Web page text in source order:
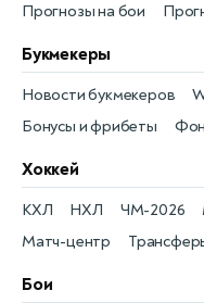
Прогнозы на бои
Букмекеры
Бонусы и фрибеты
Новости букмекеров
Хоккей
КХЛ
Матч-центр
НХЛ
ЧМ-2026
Бои